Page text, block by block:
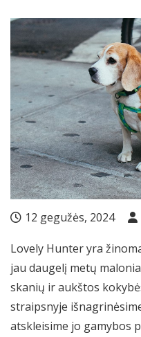
12 gegužės, 2024
Lovely Hunter yra
jau daugelį metų
skanių ir aukštos
straipsnyje
atskleisime jo gamybos